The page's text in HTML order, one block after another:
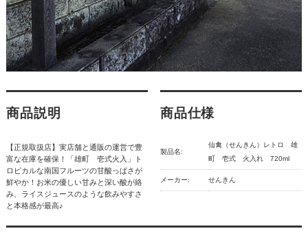
商品説明
【正規取扱店】実店舗と通販の運営で豊
富な在庫を確保！「雄町 壱式火入」ト
ロピカルな南国フルーツの甘酸っぱさが
鮮やか！お米の優しい甘みと深い酸が絡
み、ライスジュースのような飲みやすさ
と本格感が最高♪
商品仕様
製品名:
仙禽（せんきん）レトロ 雄
町 壱式 火入れ 720ml
メーカー: せんきん